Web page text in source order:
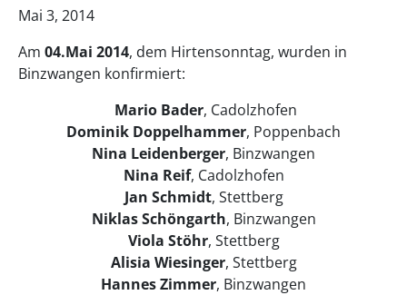
Mai 3, 2014
Am 04.Mai 2014, dem Hirtensonntag, wurden in
Binzwangen konfirmiert:
Mario Bader, Cadolzhofen
Dominik Doppelhammer, Poppenbach
Nina Leidenberger, Binzwangen
Nina Reif, Cadolzhofen
Jan Schmidt, Stettberg
Niklas Schöngarth, Binzwangen
Viola Stöhr, Stettberg
Alisia Wiesinger, Stettberg
Hannes Zimmer, Binzwangen